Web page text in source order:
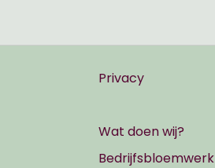
Privacy
Wat doen wij?
Bedrijfsbloemwerk